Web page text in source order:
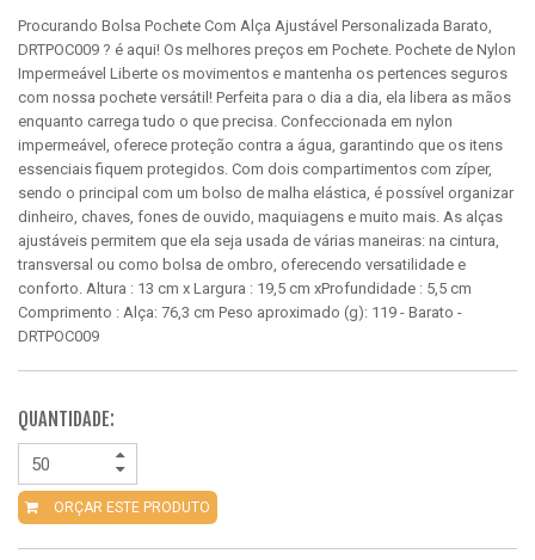
Procurando Bolsa Pochete Com Alça Ajustável Personalizada Barato,
DRTPOC009 ? é aqui! Os melhores preços em Pochete. Pochete de Nylon
Impermeável Liberte os movimentos e mantenha os pertences seguros
com nossa pochete versátil! Perfeita para o dia a dia, ela libera as mãos
enquanto carrega tudo o que precisa. Confeccionada em nylon
impermeável, oferece proteção contra a água, garantindo que os itens
essenciais fiquem protegidos. Com dois compartimentos com zíper,
sendo o principal com um bolso de malha elástica, é possível organizar
dinheiro, chaves, fones de ouvido, maquiagens e muito mais. As alças
ajustáveis permitem que ela seja usada de várias maneiras: na cintura,
transversal ou como bolsa de ombro, oferecendo versatilidade e
conforto. Altura : 13 cm x Largura : 19,5 cm xProfundidade : 5,5 cm
Comprimento : Alça: 76,3 cm Peso aproximado (g): 119 - Barato -
DRTPOC009
QUANTIDADE:
ORÇAR ESTE PRODUTO